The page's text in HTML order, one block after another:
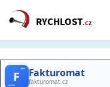
RYCHLOST.cz
F Fakturomat
fakturomat.cz